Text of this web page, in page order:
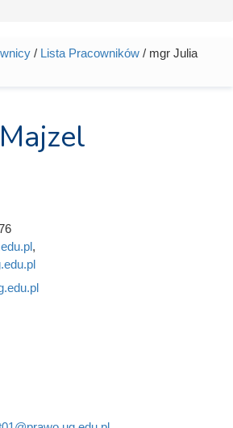
/ Lista Pracowników / mgr Julia
,